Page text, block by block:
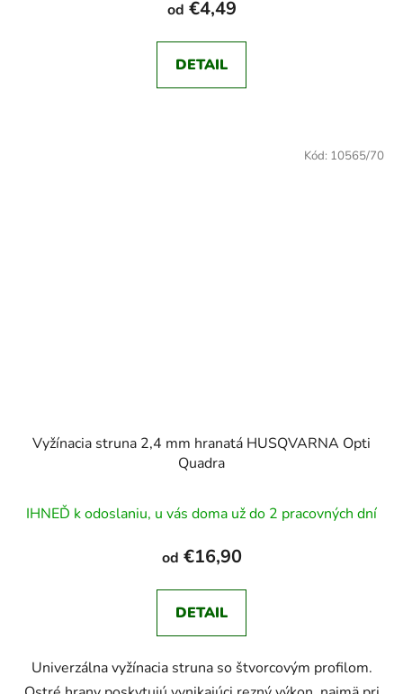
od €4,49
DETAIL
Vyžínacia struna 2,4 mm hranatá HUSQVARNA Opti
Quadra
IHNEĎ k odoslaniu, u vás doma už do 2 pracovných dní
od €16,90
DETAIL
Univerzálna vyžínacia struna so štvorcovým profilom.
Kód: 10565/70